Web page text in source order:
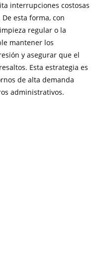
interrupciones costosas
esta forma, con
regular o la
mantener los
y asegurar que el
Esta estrategia es
de alta demanda
administrativos.